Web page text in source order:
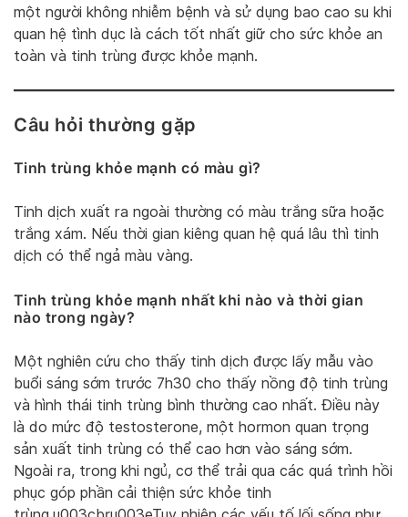
một người không nhiễm bệnh và sử dụng bao cao su khi
quan hệ tình dục là cách tốt nhất giữ cho sức khỏe an
toàn và tinh trùng được khỏe mạnh.
Câu hỏi thường gặp
Tinh trùng khỏe mạnh có màu gì?
Tinh dịch xuất ra ngoài thường có màu trắng sữa hoặc
trắng xám. Nếu thời gian kiêng quan hệ quá lâu thì tinh
dịch có thể ngả màu vàng.
Tinh trùng khỏe mạnh nhất khi nào và thời gian
nào trong ngày?
Một nghiên cứu cho thấy tinh dịch được lấy mẫu vào
buổi sáng sớm trước 7h30 cho thấy nồng độ tinh trùng
và hình thái tinh trùng bình thường cao nhất. Điều này
là do mức độ testosterone, một hormon quan trọng
sản xuất tinh trùng có thể cao hơn vào sáng sớm.
Ngoài ra, trong khi ngủ, cơ thể trải qua các quá trình hồi
phục góp phần cải thiện sức khỏe tinh